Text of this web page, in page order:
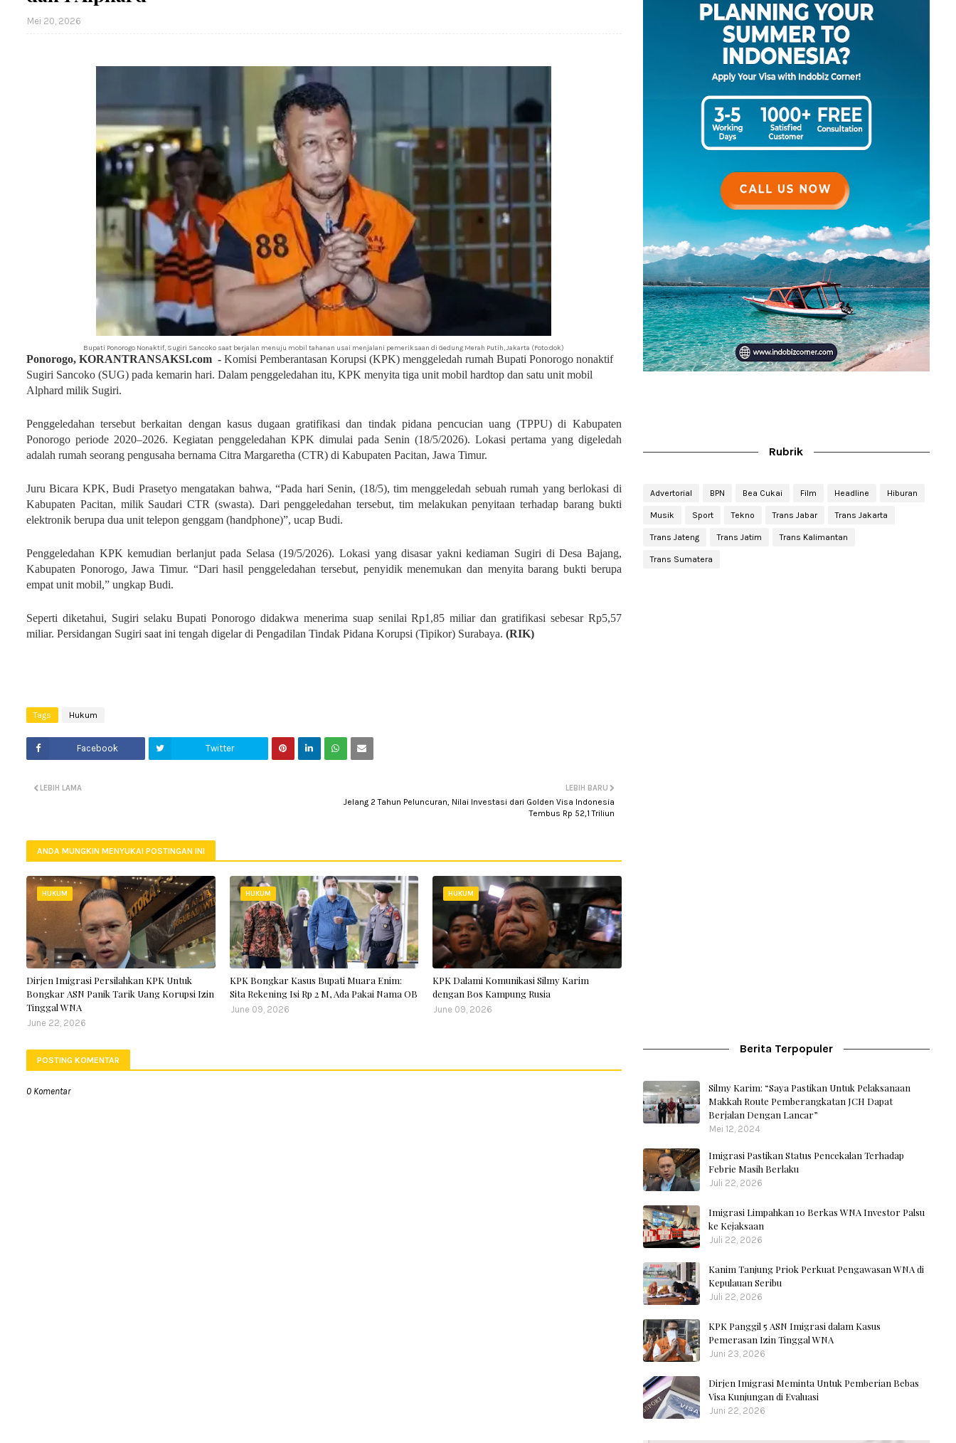
Mei 20, 2026
Bupati Ponorogo Nonaktif, Sugiri Sancoko saat berjalan menuju mobil tahanan usai menjalani pemeriksaan di Gedung Merah Putih, Jakarta (Foto:dok)
Ponorogo, KORANTRANSAKSI.com - Komisi Pemberantasan Korupsi (KPK) menggeledah rumah Bupati Ponorogo nonaktif
Sugiri Sancoko (SUG) pada kemarin hari. Dalam penggeledahan itu, KPK menyita tiga unit mobil hardtop dan satu unit mobil
Alphard milik Sugiri.
Penggeledahan tersebut berkaitan dengan kasus dugaan gratifikasi dan tindak pidana pencucian uang (TPPU) di Kabupaten
Ponorogo periode 2020–2026. Kegiatan penggeledahan KPK dimulai pada Senin (18/5/2026). Lokasi pertama yang digeledah
adalah rumah seorang pengusaha bernama Citra Margaretha (CTR) di Kabupaten Pacitan, Jawa Timur.
Juru Bicara KPK, Budi Prasetyo mengatakan bahwa, “Pada hari Senin, (18/5), tim menggeledah sebuah rumah yang berlokasi di
Kabupaten Pacitan, milik Saudari CTR (swasta). Dari penggeledahan tersebut, tim melakukan penyitaan terhadap barang bukti
elektronik berupa dua unit telepon genggam (handphone)”, ucap Budi.
Penggeledahan KPK kemudian berlanjut pada Selasa (19/5/2026). Lokasi yang disasar yakni kediaman Sugiri di Desa Bajang,
Kabupaten Ponorogo, Jawa Timur. “Dari hasil penggeledahan tersebut, penyidik menemukan dan menyita barang bukti berupa
empat unit mobil,” ungkap Budi.
Seperti diketahui, Sugiri selaku Bupati Ponorogo didakwa menerima suap senilai Rp1,85 miliar dan gratifikasi sebesar Rp5,57
miliar. Persidangan Sugiri saat ini tengah digelar di Pengadilan Tindak Pidana Korupsi (Tipikor) Surabaya. (RIK)
Tags Hukum
Facebook Twitter
LEBIH BARU
Jelang 2 Tahun Peluncuran, Nilai Investasi dari Golden Visa Indonesia
Tembus Rp 52,1 Triliun
LEBIH LAMA
ANDA MUNGKIN MENYUKAI POSTINGAN INI
HUKUM
Dirjen Imigrasi Persilahkan KPK Untuk
Bongkar ASN Panik Tarik Uang Korupsi Izin
Tinggal WNA
June 22, 2026
HUKUM
KPK Bongkar Kasus Bupati Muara Enim:
Sita Rekening Isi Rp 2 M, Ada Pakai Nama OB
June 09, 2026
HUKUM
KPK Dalami Komunikasi Silmy Karim
dengan Bos Kampung Rusia
June 09, 2026
POSTING KOMENTAR
0 Komentar
Rubrik
Advertorial BPN Bea Cukai Film Headline Hiburan
Musik Sport Tekno Trans Jabar Trans Jakarta
Trans Jateng Trans Jatim Trans Kalimantan
Trans Sumatera
Berita Terpopuler
Silmy Karim: “Saya Pastikan Untuk Pelaksanaan
Makkah Route Pemberangkatan JCH Dapat
Berjalan Dengan Lancar”
Mei 12, 2024
Imigrasi Pastikan Status Pencekalan Terhadap
Febrie Masih Berlaku
Juli 22, 2026
Imigrasi Limpahkan 10 Berkas WNA Investor Palsu
ke Kejaksaan
Juli 22, 2026
Kanim Tanjung Priok Perkuat Pengawasan WNA di
Kepulauan Seribu
Juli 22, 2026
KPK Panggil 5 ASN Imigrasi dalam Kasus
Pemerasan Izin Tinggal WNA
Juni 23, 2026
Dirjen Imigrasi Meminta Untuk Pemberian Bebas
Visa Kunjungan di Evaluasi
Juni 22, 2026